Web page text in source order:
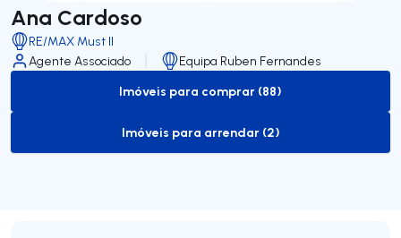
Ana Cardoso
RE/MAX Must II
Agente Associado
Equipa Ruben Fernandes
to-buy-listing
Imóveis para comprar (88)
to-rent-listing
Imóveis para arrendar (2)